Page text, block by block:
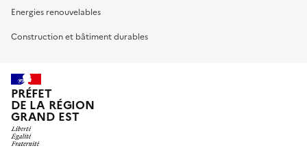
Energies renouvelables
Construction et bâtiment durables
PRÉFET
DE LA RÉGION
GRAND EST